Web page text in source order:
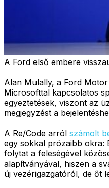
A Ford első embere
Alan Mulally, a Ford
Microsofttal kapcsolatos
egyeztetések, viszont az
megjegyzést a
A Re/Code arról számolt
egy sokkal prózaibb okra:
folytat a feleségével
alapítványával, hiszen a
új vezérigazgatóról, de őt